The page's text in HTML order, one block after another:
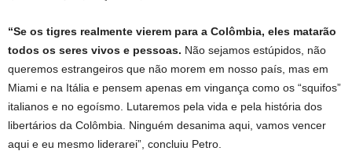
“Se os tigres realmente vierem para a Colômbia, eles matarão
todos os seres vivos e pessoas. Não sejamos estúpidos, não
queremos estrangeiros que não morem em nosso país, mas em
Miami e na Itália e pensem apenas em vingança como os “squifos”
italianos e no egoísmo. Lutaremos pela vida e pela história dos
libertários da Colômbia. Ninguém desanima aqui, vamos vencer
aqui e eu mesmo liderarei”, concluiu Petro.